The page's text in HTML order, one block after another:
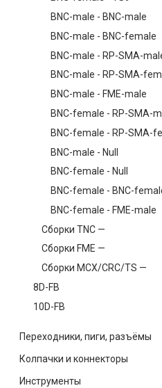
BNC-male - BNC-male
BNC-male - BNC-female
BNC-male - RP-SMA-
BNC-male - RP-SMA-
BNC-male - FME-male
BNC-female - RP-SMA-
BNC-female - RP-SMA-
BNC-male - Null
BNC-female - Null
BNC-female - BNC-
BNC-female - FME-male
Сборки TNC —
Сборки FME —
Сборки MCX/CRC/TS —
8D-FB
10D-FB
Переходники, пиги, разъёмы
Колпачки и коннекторы
Инструменты